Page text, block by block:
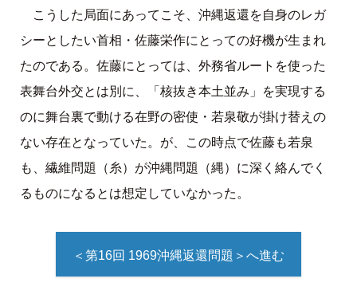
こうした局面にあってこそ、沖縄返還を自身のレガ
シーとしたい首相・佐藤栄作にとっての好機が生まれ
たのである。佐藤にとっては、外務省ルートを使った
表舞台外交とは別に、「核抜き本土並み」を実現する
のに舞台裏で動ける在野の密使・若泉敬が掛け替えの
ない存在となっていた。が、この時点で佐藤も若泉
も、繊維問題（糸）が沖縄問題（縄）に深く絡んでく
るものになるとは想定していなかった。
＜第16回 1969沖縄返還問題＞へ進む